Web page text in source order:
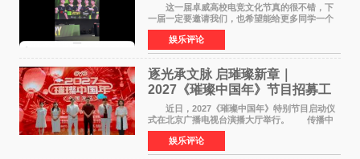
这一届卓威高校电竞文化节真的很不错，下
一届一定要邀请我们，也希望能给更多同学一个
来到现场的机会。 2026卓威高校电竞文化节
已经落下帷幕，在活动结束后，仍有不少高校电
竞社负责人和现
娱乐评论
逐光承文脉 启璀璨新章｜
2027《璀璨中国年》节目招募工
作圆满启动
近日，2027《璀璨中国年》特别节目启动仪
式在北京广播电视台演播大厅举行。 传播中
华优秀传统文化，弘扬纯正国风艺术，打造高规
格、高质感、正能量的文艺盛典，是璀璨中国年
矢志不渝的初心
娱乐评论